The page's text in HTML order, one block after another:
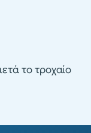
το τροχαίο